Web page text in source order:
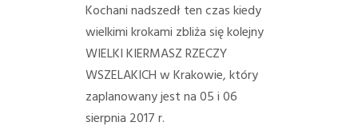
Kochani nadszedł ten czas kiedy
wielkimi krokami zbliża się kolejny
WIELKI KIERMASZ RZECZY
WSZELAKICH w Krakowie, który
zaplanowany jest na 05 i 06
sierpnia 2017 r.